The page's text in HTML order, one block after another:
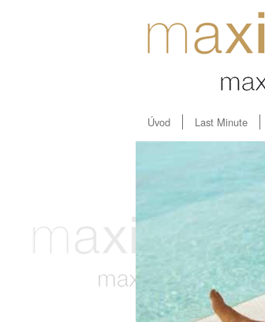
Úvod Last Minute